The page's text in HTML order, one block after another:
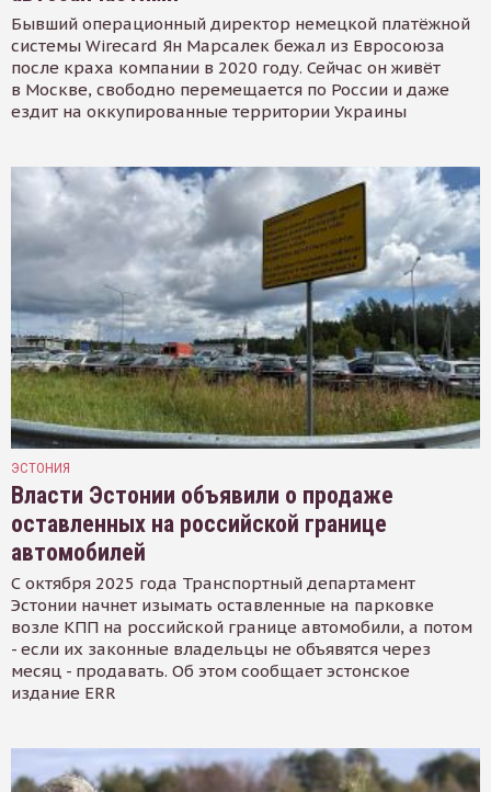
Бывший операционный директор немецкой платёжной
системы Wirecard Ян Марсалек бежал из Евросоюза
после краха компании в 2020 году. Сейчас он живёт
в Москве, свободно перемещается по России и даже
ездит на оккупированные территории Украины
ЭСТОНИЯ
Власти Эстонии объявили о продаже
оставленных на российской границе
автомобилей
С октября 2025 года Транспортный департамент
Эстонии начнет изымать оставленные на парковке
возле КПП на российской границе автомобили, а потом
- если их законные владельцы не объявятся через
месяц - продавать. Об этом сообщает эстонское
издание ERR